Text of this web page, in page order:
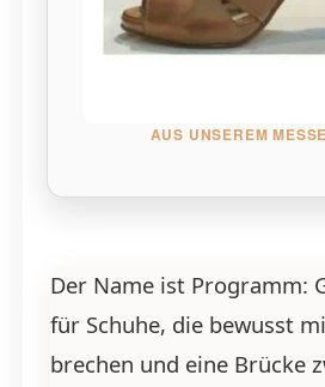
AUS UNSEREM
Der Name ist Programm:
für Schuhe, die bewusst
brechen und eine Brücke